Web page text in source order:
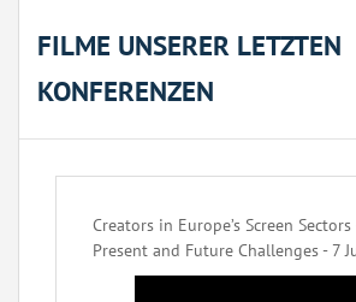
FILME UNSERER LETZTEN
KONFERENZEN
Creators in Europe’s Screen
Present and Future Challenges - 7